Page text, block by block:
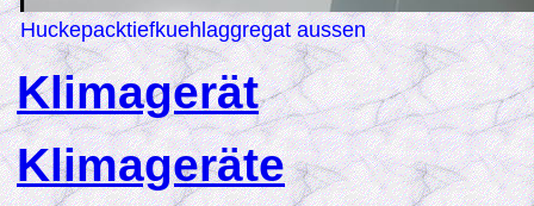
Huckepacktiefkuehlaggregat aussen
Klimagerät
Klimageräte